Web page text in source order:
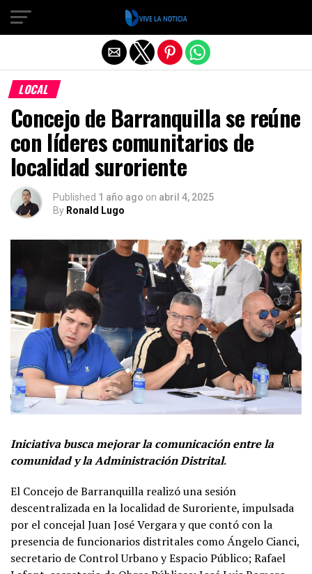
LOCAL
Concejo de Barranquilla se reúne
con líderes comunitarios de
localidad suroriente
Published 1 año ago on abril 4, 2025
By Ronald Lugo
Iniciativa busca mejorar la comunicación entre la
comunidad y la Administración Distrital.
El Concejo de Barranquilla realizó una sesión
descentralizada en la localidad de Suroriente, impulsada
por el concejal Juan José Vergara y que contó con la
presencia de funcionarios distritales como Ángelo Cianci,
secretario de Control Urbano y Espacio Público; Rafael
Salir de la versión móvil